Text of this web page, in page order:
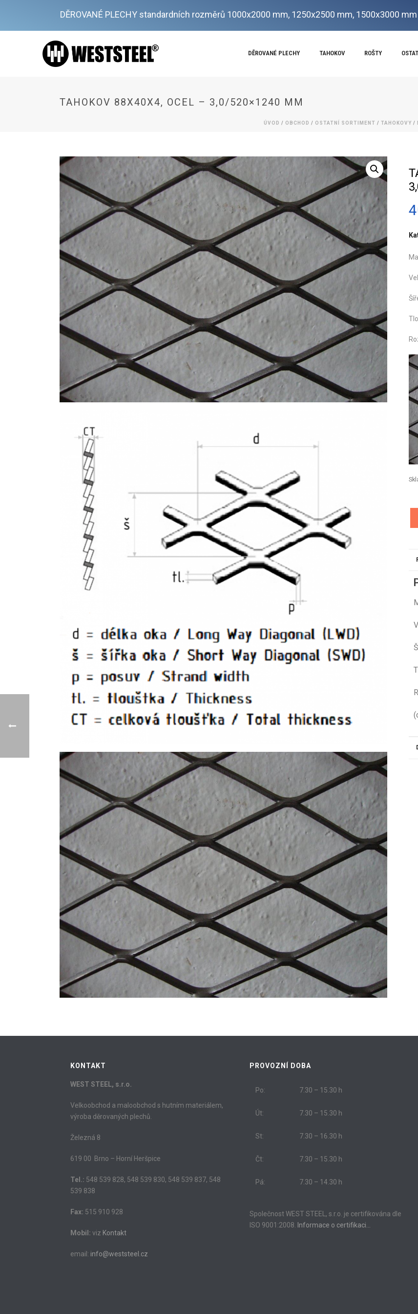
DĚROVANÉ PLECHY standardních rozměrů 1000x2000 mm, 1250x2500 mm, 1500x3000
DĚROVANÉ PLECHY TAHOKOV ROŠTY
TAHOKOV 88X40X4, OCEL – 3,0/520×1240 MM
ÚVOD / OBCHOD / OSTATNÍ SORTIMENT / TAHOKOVY /
KONTAKT
WEST STEEL, s.r.o.
Velkoobchod a maloobchod s hutním materiálem,
výroba děrovaných plechů.
Železná 8
619 00 Brno – Horní Heršpice
Tel.: 548 539 828, 548 539 830, 548 539 837, 548
539 838
Fax: 515 910 928
Mobil: viz Kontakt
email: info@weststeel.cz
PROVOZNÍ DOBA
Po: 7.30 – 15.30 h
Út: 7.30 – 15.30 h
St: 7.30 – 16.30 h
Čt: 7.30 – 15.30 h
Pá: 7.30 – 14.30 h
Společnost WEST STEEL, s.r.o. je certifikována dle
ISO 9001:2008. Informace o certifikaci…